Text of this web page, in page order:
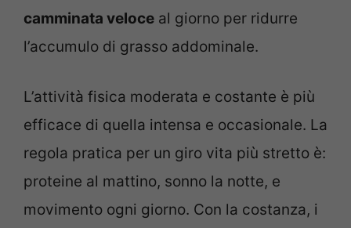
camminata veloce al giorno per ridurre
l’accumulo di grasso addominale.
L’attività fisica moderata e costante è più
efficace di quella intensa e occasionale. La
regola pratica per un giro vita più stretto è:
proteine al mattino, sonno la notte, e
movimento ogni giorno. Con la costanza, i